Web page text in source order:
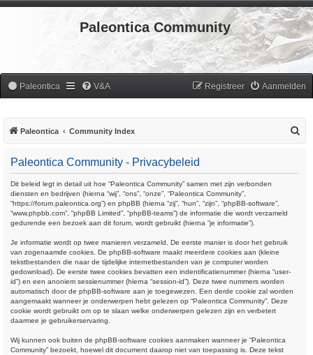
Paleontica Community
Paleontica V&A Aanmelden
Registreer
Paleontica Community Index
Paleontica Community - Privacybeleid
Dit beleid legt in detail uit hoe “Paleontica Community” samen met zijn verbonden
diensten en bedrijven (hierna “wij”, “ons”, “onze”, “Paleontica Community”,
“https://forum.paleontica.org”) en phpBB (hierna “zij”, “hun”, “zijn”, “phpBB-software”,
“www.phpbb.com”, “phpBB Limited”, “phpBB-teams”) de informatie die wordt verzameld
gedurende een bezoek aan dit forum, wordt gebruikt (hierna “je informatie”).
Je informatie wordt op twee manieren verzameld. De eerste manier is door het gebruik
van zogenaamde cookies. De phpBB-software maakt meerdere cookies aan (kleine
tekstbestanden die naar de tijdelijke internetbestanden van je computer worden
gedownload). De eerste twee cookies bevatten een indentificatienummer (hierna “user-
id”) en een anoniem sessienummer (hierna “session-id”). Deze twee nummers worden
automatisch door de phpBB-software aan je toegewezen. Een derde cookie zal worden
aangemaakt wanneer je onderwerpen hebt gelezen op “Paleontica Community”. Deze
cookie wordt gebruikt om op te slaan welke onderwerpen gelezen zijn en verbetert
daarmee je gebruikerservaring.
Wij kunnen ook buiten de phpBB-software cookies aanmaken wanneer je “Paleontica
Community” bezoekt, hoewel dit document daarop niet van toepassing is. Deze tekst